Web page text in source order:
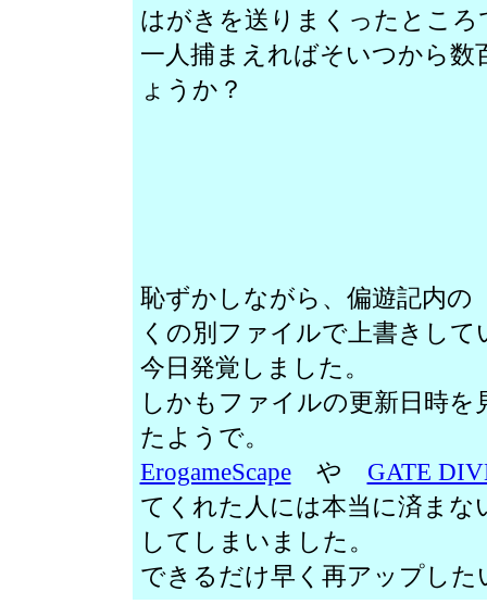
はがきを送りまくったところ
一人捕まえればそいつから
ょうか？
恥ずかしながら、偏遊記内の
くの別ファイルで上書きして
今日発覚しました。
しかもファイルの更新日時
たようで。
ErogameScapeや GATE
てくれた人には本当に済まな
してしまいました。
できるだけ早く再アップした